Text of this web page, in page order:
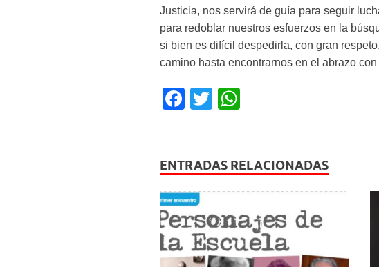
Justicia, nos servirá de guía para seguir
para redoblar nuestros esfuerzos en la
si bien es difícil despedirla, con gran
camino hasta encontrarnos en el abrazo con
F
e
b
o
o
k
T
er s
A
p
p
ENTRADAS RELACIONADAS